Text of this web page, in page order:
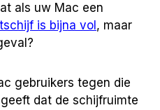
als uw Mac een
is bijna vol , maar
gebruikers tegen die
dat de schijfruimte